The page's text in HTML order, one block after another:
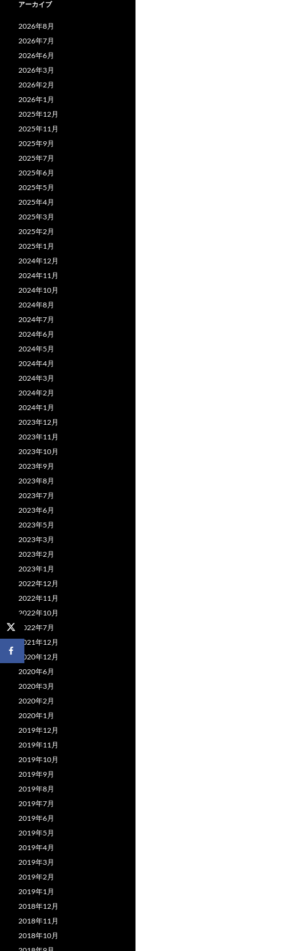
アーカイブ
2026年8月
2026年7月
2026年6月
2026年3月
2026年2月
2026年1月
2025年12月
2025年11月
2025年9月
2025年7月
2025年6月
2025年5月
2025年4月
2025年3月
2025年2月
2025年1月
2024年12月
2024年11月
2024年10月
2024年8月
2024年7月
2024年6月
2024年5月
2024年4月
2024年3月
2024年2月
2024年1月
2023年12月
2023年11月
2023年10月
2023年9月
2023年8月
2023年7月
2023年6月
2023年5月
2023年3月
2023年2月
2023年1月
2022年12月
2022年11月
2022年10月
2022年7月
2021年12月
2020年12月
2020年6月
2020年3月
2020年2月
2020年1月
2019年12月
2019年11月
2019年10月
2019年9月
2019年8月
2019年7月
2019年6月
2019年5月
2019年4月
2019年3月
2019年2月
2019年1月
2018年12月
2018年11月
2018年10月